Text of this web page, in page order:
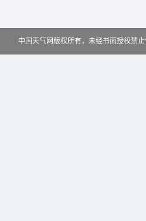
中国天气网版权所有，未经书面授权